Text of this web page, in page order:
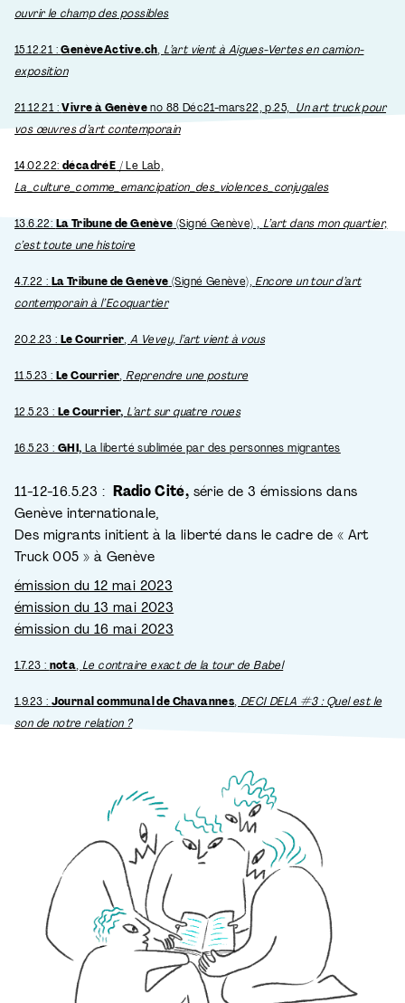
ouvrir le champ des possibles
15.12.21 :GenèveActive.ch,L’art vient à Aigues-Vertes en camion-
exposition
21.12.21 :Vivre à Genèveno 88 Déc21-mars22, p.25, Un art truck pour
vos œuvres d’art contemporain
14.02.22: décadréE / Le Lab,
La_culture_comme_emancipation_des_violences_conjugales
13.6.22: La Tribune de Genève (Signé Genève) , L’art dans mon quartier,
c’est toute une histoire
4.7.22 : La Tribune de Genève (Signé Genève),Encore un tour d’art
contemporain à l’Ecoquartier
20.2.23 : Le Courrier,A Vevey, l’art vient à vous
11.5.23 : Le Courrier,Reprendre une posture
12.5.23 : Le Courrier, L’art sur quatre roues
16.5.23 : GHI, La liberté sublimée par des personnes migrantes
11-12-16.5.23 : Radio Cité, série de 3 émissions dans
Genève internationale,
Des migrants initient à la liberté dans le cadre de « Art
Truck 005 » à Genève
émission du 12 mai 2023
émission du 13 mai 2023
émission du 16 mai 2023
1.7.23 : nota,Le contraire exact de la tour de Babel
1.9.23 : Journal communal de Chavannes,DECI DELA #3 : Quel est le
son de notre relation ?